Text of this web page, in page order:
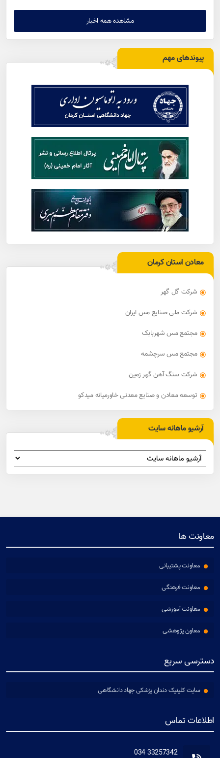
مشاهده همه اخبار
پیوندهای مهم
معادن استان کرمان
شرکت گل گهر
شرکت ملی صنایع مس ایران
مجتمع مس شهربابک
مجتمع مس سرچشمه
شرکت سنگ آهن گهر زمین
توسعه معادن و صنایع معدنی خاورمیانه میدکو
آرشیو ماهانه سایت
معاونت ها
معاونت پشتیبانی
معاونت فرهنگی
معاونت آموزشی
معاون پژوهشی
دسترسی سریع
سایت کلینیک دندان پزشکی جهاد دانشگاهی
اطلاعات تماس
33257342 034